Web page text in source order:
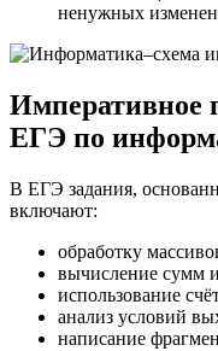
ненужных
Императивное
ЕГЭ по
В ЕГЭ задания,
включают:
обработку
вычисление сумм
использование
анализ условий
написание